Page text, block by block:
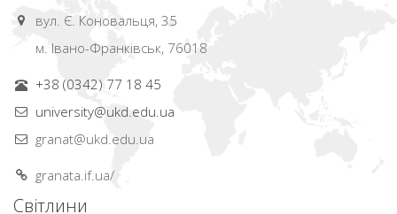
вул. Є. Коновальця, 35
м. Івано-Франківськ, 76018
+38 (0342) 77 18 45
university@ukd.edu.ua
granat@ukd.edu.ua
granata.if.ua/
Світлини